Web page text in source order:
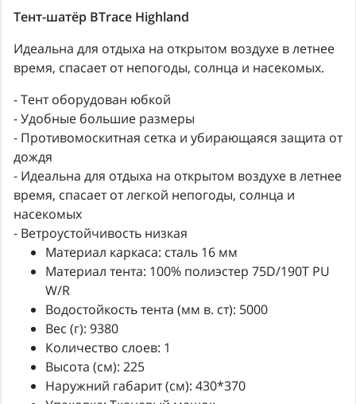
Тент-шатёр BTrace Highland
Идеальна для отдыха на открытом воздухе в летнее
время, спасает от непогоды, солнца и насекомых.
- Тент оборудован юбкой
- Удобные большие размеры
- Противомоскитная сетка и убирающаяся защита от
дождя
- Идеальна для отдыха на открытом воздухе в летнее
время, спасает от легкой непогоды, солнца и
насекомых
- Ветроустойчивость низкая
Материал каркаса: сталь 16 мм
Материал тента: 100% полиэстер 75D/190T PU
W/R
Водостойкость тента (мм в. ст): 5000
Вес (г): 9380
Количество слоев: 1
Высота (см): 225
Наружний габарит (см): 430*370